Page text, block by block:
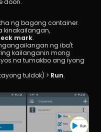
doon.
ng bagong container.
kinakailangan,
mark.
ng iba't
kailanganin mong
na tumakbo ang iyong
tuldok) > Run.